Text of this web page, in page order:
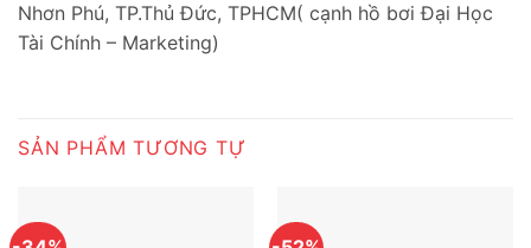
Nhơn Phú, TP.Thủ Đức, TPHCM( cạnh hồ bơi Đại Học
Tài Chính – Marketing)
SẢN PHẨM TƯƠNG TỰ